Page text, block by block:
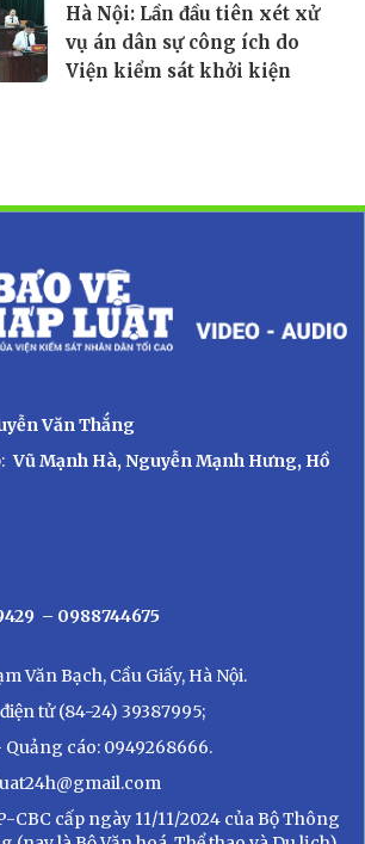
Hà Nội: Lần đầu tiên xét xử
vụ án dân sự công ích do
Viện kiểm sát khởi kiện
Văn Thắng
Vũ Mạnh Hà, Nguyễn Mạnh Hưng, Hồ
– 0988744675
Văn Bạch, Cầu Giấy, Hà Nội.
tử (84-24) 39387995;
cáo: 0949268666.
CBC cấp ngày 11/11/2024 của Bộ Thông